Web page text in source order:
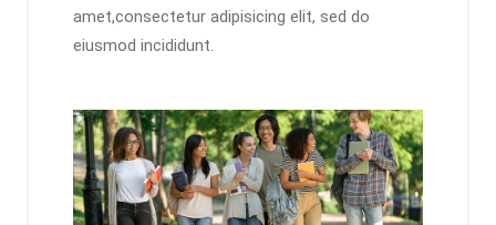
amet,consectetur adipisicing elit, sed do
eiusmod incididunt.